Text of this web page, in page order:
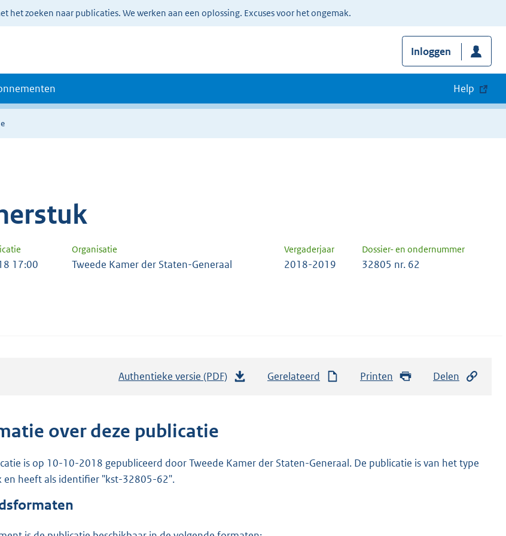
het zoeken naar publicaties. We werken aan een oplossing. Excuses voor het ongemak.
Inloggen
Help
Organisatie Vergaderjaar Dossier- en ondernummer
17:00 Tweede Kamer der Staten-Generaal 2018-2019 32805 nr. 62
Authentieke versie (PDF)
n
Gerelateerd Printen Delen
over deze publicatie
is op 10-10-2018 gepubliceerd door Tweede Kamer der Staten-Generaal. De publicatie is van het type
en heeft als identifier "kst-32805-62".